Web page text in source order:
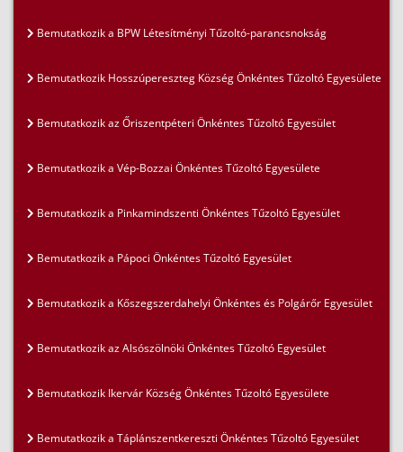
Bemutatkozik a BPW Létesítményi Tűzoltó-parancsnokság
Bemutatkozik Hosszúpereszteg Község Önkéntes Tűzoltó Egyesülete
Bemutatkozik az Őriszentpéteri Önkéntes Tűzoltó Egyesület
Bemutatkozik a Vép-Bozzai Önkéntes Tűzoltó Egyesülete
Bemutatkozik a Pinkamindszenti Önkéntes Tűzoltó Egyesület
Bemutatkozik a Pápoci Önkéntes Tűzoltó Egyesület
Bemutatkozik a Kőszegszerdahelyi Önkéntes és Polgárőr Egyesület
Bemutatkozik az Alsószölnöki Önkéntes Tűzoltó Egyesület
Bemutatkozik Ikervár Község Önkéntes Tűzoltó Egyesülete
Bemutatkozik a Táplánszentkereszti Önkéntes Tűzoltó Egyesület